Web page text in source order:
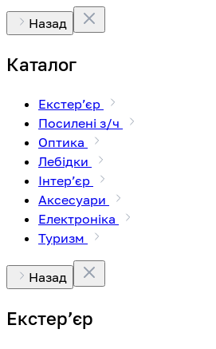
Назад
Каталог
Екстерʼєр
Посилені з/ч
Оптика
Лебідки
Інтерʼєр
Аксесуари
Електроніка
Туризм
Назад
Екстерʼєр